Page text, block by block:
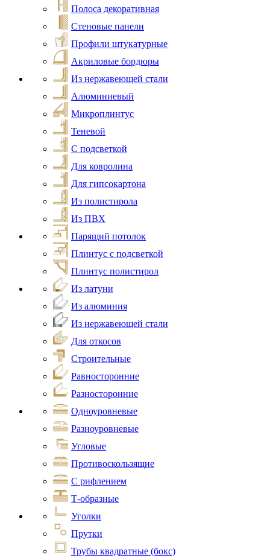
Полоса декоративная
Стеновые панели
Профили штукатурные
Акриловые бордюры
Из нержавеющей стали
Алюминиевый
Микроплинтус
Теневой
С подсветкой
Для ковролина
Для гипсокартона
Из полистирола
Из ПВХ
Парящий потолок
Плинтус с подсветкой
Плинтус полистирол
Из латуни
Из алюминия
Из нержавеющей стали
Для откосов
Строительные
Равносторонние
Разносторонние
Одноуровневые
Разноуровневые
Угловые
Противоскользящие
С рифлением
Т-образные
Уголки
Прутки
Трубы квадратные (бокс)